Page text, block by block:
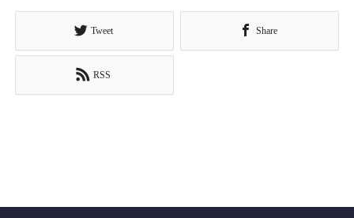
Tweet Share
RSS